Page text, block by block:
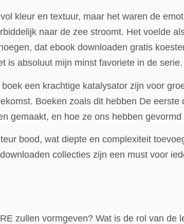
kleur en textuur, maar het waren de
naar de zee stroomt. Het voelde
dat ebook downloaden gratis
is absoluut mijn minst favoriete in de serie.
een krachtige katalysator zijn voor
Boeken zoals dit hebben De
gemaakt, en hoe ze ons hebben
bood, wat diepte en complexiteit
collecties zijn een must voor
zullen vormgeven? Wat is de rol van de